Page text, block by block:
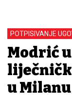
POTPISIVANJE
Modrić
u Milanu